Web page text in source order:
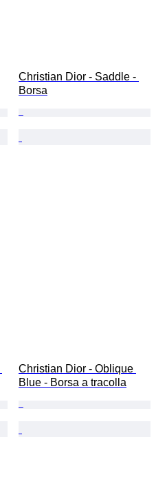
Christian Dior - Saddle -
Borsa
Christian Dior - Oblique
Blue - Borsa a tracolla